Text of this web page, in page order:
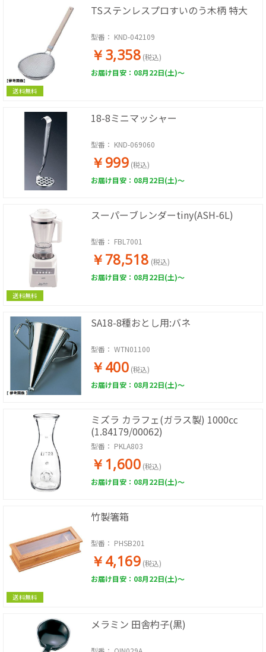
送料無料
TSステンレスプロすいのう木柄 特大
型番： KND-042109
￥3,358 (税込)
お届け目安：08月22日(土)～
18-8ミニマッシャー
型番： KND-069060
￥999 (税込)
お届け目安：08月22日(土)～
送料無料
スーパーブレンダーtiny(ASH-6L)
型番： FBL7001
￥78,518 (税込)
お届け目安：08月22日(土)～
SA18-8種おとし用:バネ
型番： WTN01100
￥400 (税込)
お届け目安：08月22日(土)～
ミズラ カラフェ(ガラス製) 1000㏄
(1.84179/00062)
型番： PKLA803
￥1,600 (税込)
お届け目安：08月22日(土)～
送料無料
竹製箸箱
型番： PHSB201
￥4,169 (税込)
お届け目安：08月22日(土)～
メラミン 田舎杓子(黒)